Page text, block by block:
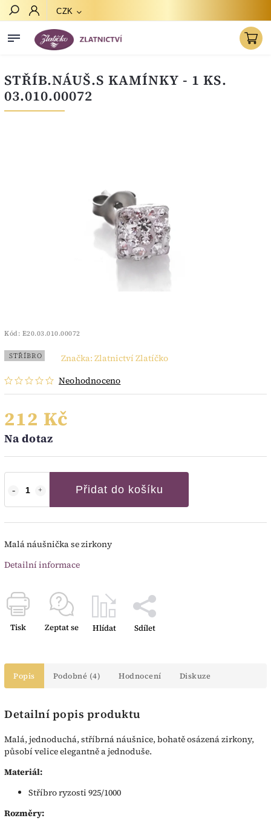
CZK
STŘÍB.NÁUŠ.S KAMÍNKY - 1 KS.
03.010.00072
Kód: E20.03.010.00072
STŘÍBRO
Neohodnoceno
Značka: Zlatnictví Zlatíčko
212 Kč
Na dotaz
Přidat do košíku
Malá náušnička se zirkony
Detailní informace
Tisk Zeptat se Hlídat Sdílet
Popis Podobné (4) Hodnocení Diskuze
Detailní popis produktu
Malá, jednoduchá, stříbrná náušnice, bohatě osázená zirkony,
působí velice elegantně a jednoduše.
Materiál:
Stříbro ryzosti 925/1000
Rozměry: